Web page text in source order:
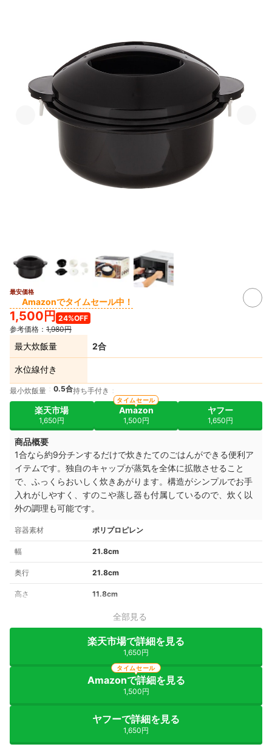
最安価格
Amazonでタイムセール中！
1,500円 24%OFF
参考価格： 1,980円
最大炊飯量 2合
水位線付き
最小炊飯量 0.5合持ち手付き
楽天市場
1,650円
Amazon
1,500円
タイムセール
ヤフー
1,650円
商品概要
1合なら約9分チンするだけで炊きたてのごはんができる便利ア
イテムです。独自のキャップが蒸気を全体に拡散させること
で、ふっくらおいしく炊きあがります。構造がシンプルでお手
入れがしやすく、すのこや蒸し器も付属しているので、炊く以
外の調理も可能です。
容器素材 ポリプロピレン
幅 21.8cm
奥行 21.8cm
高さ 11.8cm
全部見る
楽天市場で詳細を見る
1,650円
Amazonで詳細を見る
1,500円
タイムセール
ヤフーで詳細を見る
1,650円